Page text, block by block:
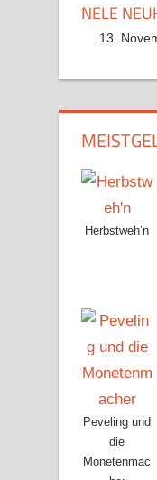
NELE
13.
Herbstweh’n
Peveling und
die
Monetenmac